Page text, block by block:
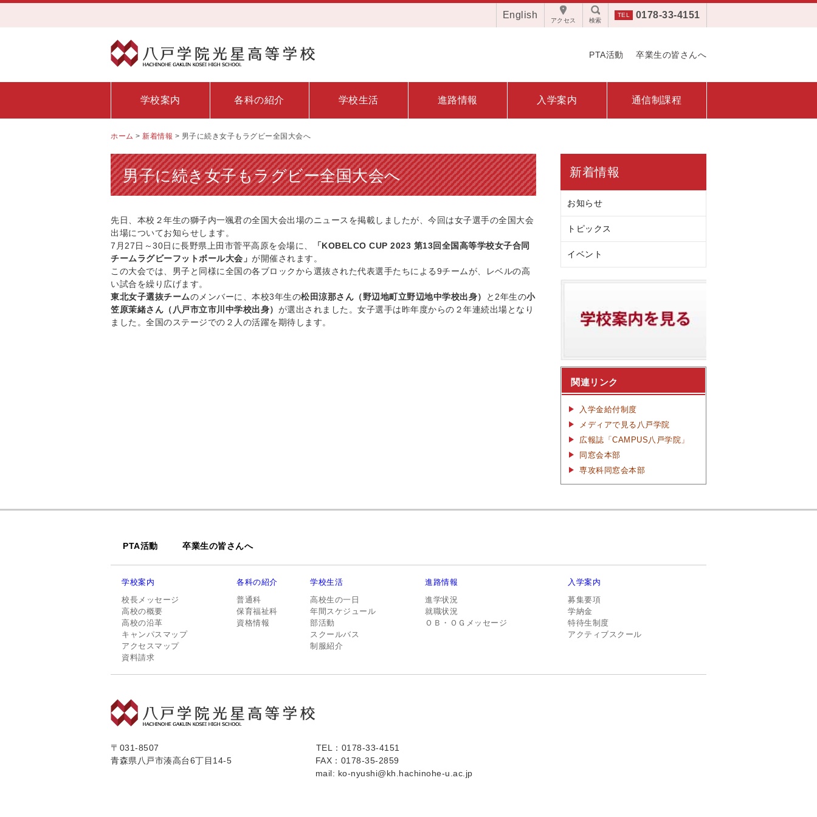
0178-33-4151
検索
English
アクセス
PTA活動 卒業生の皆さんへ
学校案内 各科の紹介 学校生活 進路情報 入学案内 通信制課程
ホーム > 新着情報 > 男子に続き女子もラグビー全国大会へ
男子に続き女子もラグビー全国大会へ
先日、本校２年生の獅子内一颯君の全国大会出場のニュースを掲載しましたが、今回は女子選手の全国大会
出場についてお知らせします。
7月27日～30日に長野県上田市菅平高原を会場に、
「KOBELCO CUP 2023 第13回全国高等学校女子合同
チームラグビーフットボール大会」 が開催されます。
この大会では、男子と同様に全国の各ブロックから選抜された代表選手たちによる9チームが、レベルの高
い試合を繰り広げます。
東北女子選抜チームのメンバーに、本校3年生の松田涼那さん（野辺地町立野辺地中学校出身） と2年生の小
笠原茉緒さん（八戸市立市川中学校出身） が選出されました。女子選手は昨年度からの２年連続出場となり
ました。全国のステージでの２人の活躍を期待します。
新着情報
お知らせ
トピックス
イベント
関連リンク
入学金給付制度
メディアで見る八戸学院
広報誌「CAMPUS八戸学院」
同窓会本部
専攻科同窓会本部
PTA活動 卒業生の皆さんへ
学校案内
校長メッセージ
高校の概要
高校の沿革
キャンパスマップ
アクセスマップ
資料請求
各科の紹介
普通科
保育福祉科
資格情報
学校生活
高校生の一日
年間スケジュール
部活動
スクールバス
制服紹介
進路情報
進学状況
就職状況
ＯＢ・ＯＧメッセージ
入学案内
募集要項
学納金
特待生制度
アクティブスクール
〒031-8507
青森県八戸市湊高台6丁目14-5
TEL：0178-33-4151
FAX：0178-35-2859
mail: ko-nyushi@kh.hachinohe-u.ac.jp